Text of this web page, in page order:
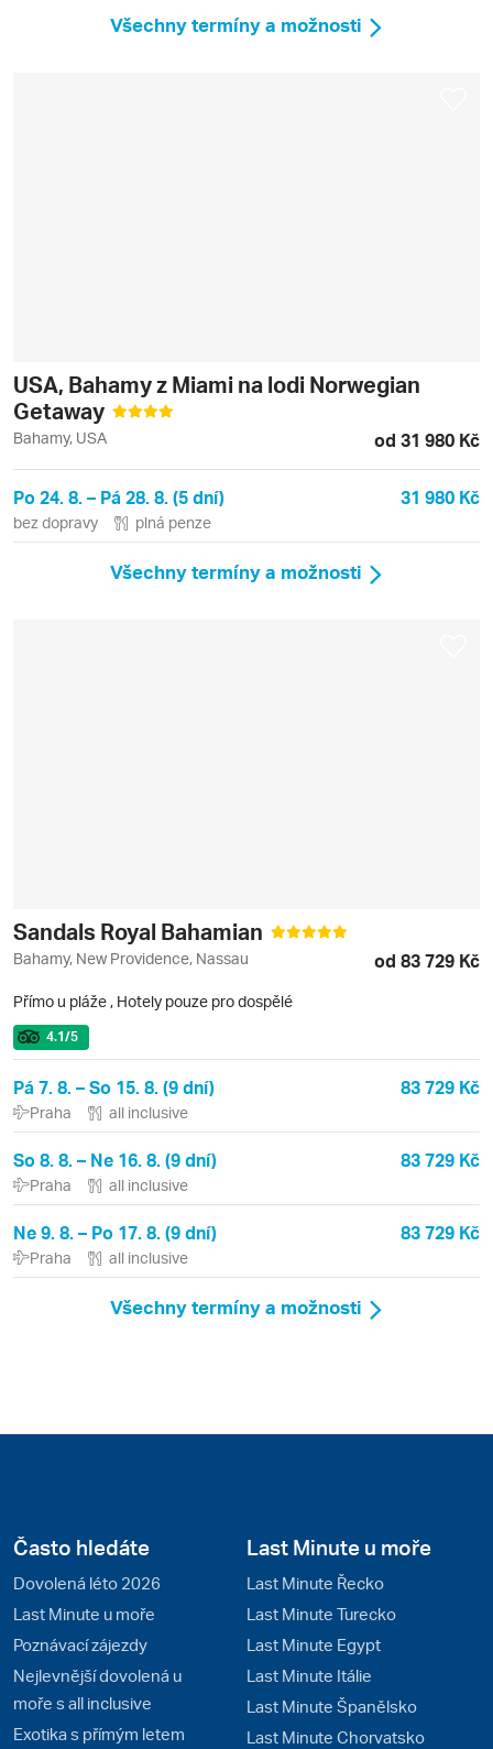
Všechny termíny a možnosti
USA, Bahamy z Miami na lodi Norwegian
Getaway
Bahamy, USA od 31 980 Kč
Po 24. 8. – Pá 28. 8. (5 dní) 31 980 Kč
bez dopravy plná penze
Všechny termíny a možnosti
Sandals Royal Bahamian
Bahamy, New Providence, Nassau od 83 729 Kč
Přímo u pláže , Hotely pouze pro dospělé
4.1/5
Pá 7. 8. – So 15. 8. (9 dní) 83 729 Kč
Praha all inclusive
So 8. 8. – Ne 16. 8. (9 dní) 83 729 Kč
Praha all inclusive
Ne 9. 8. – Po 17. 8. (9 dní) 83 729 Kč
Praha all inclusive
Všechny termíny a možnosti
Často hledáte
Dovolená léto 2026
Last Minute u moře
Poznávací zájezdy
Nejlevnější dovolená u
moře s all inclusive
Exotika s přímým letem
Last Minute u moře
Last Minute Řecko
Last Minute Turecko
Last Minute Egypt
Last Minute Itálie
Last Minute Španělsko
Last Minute Chorvatsko